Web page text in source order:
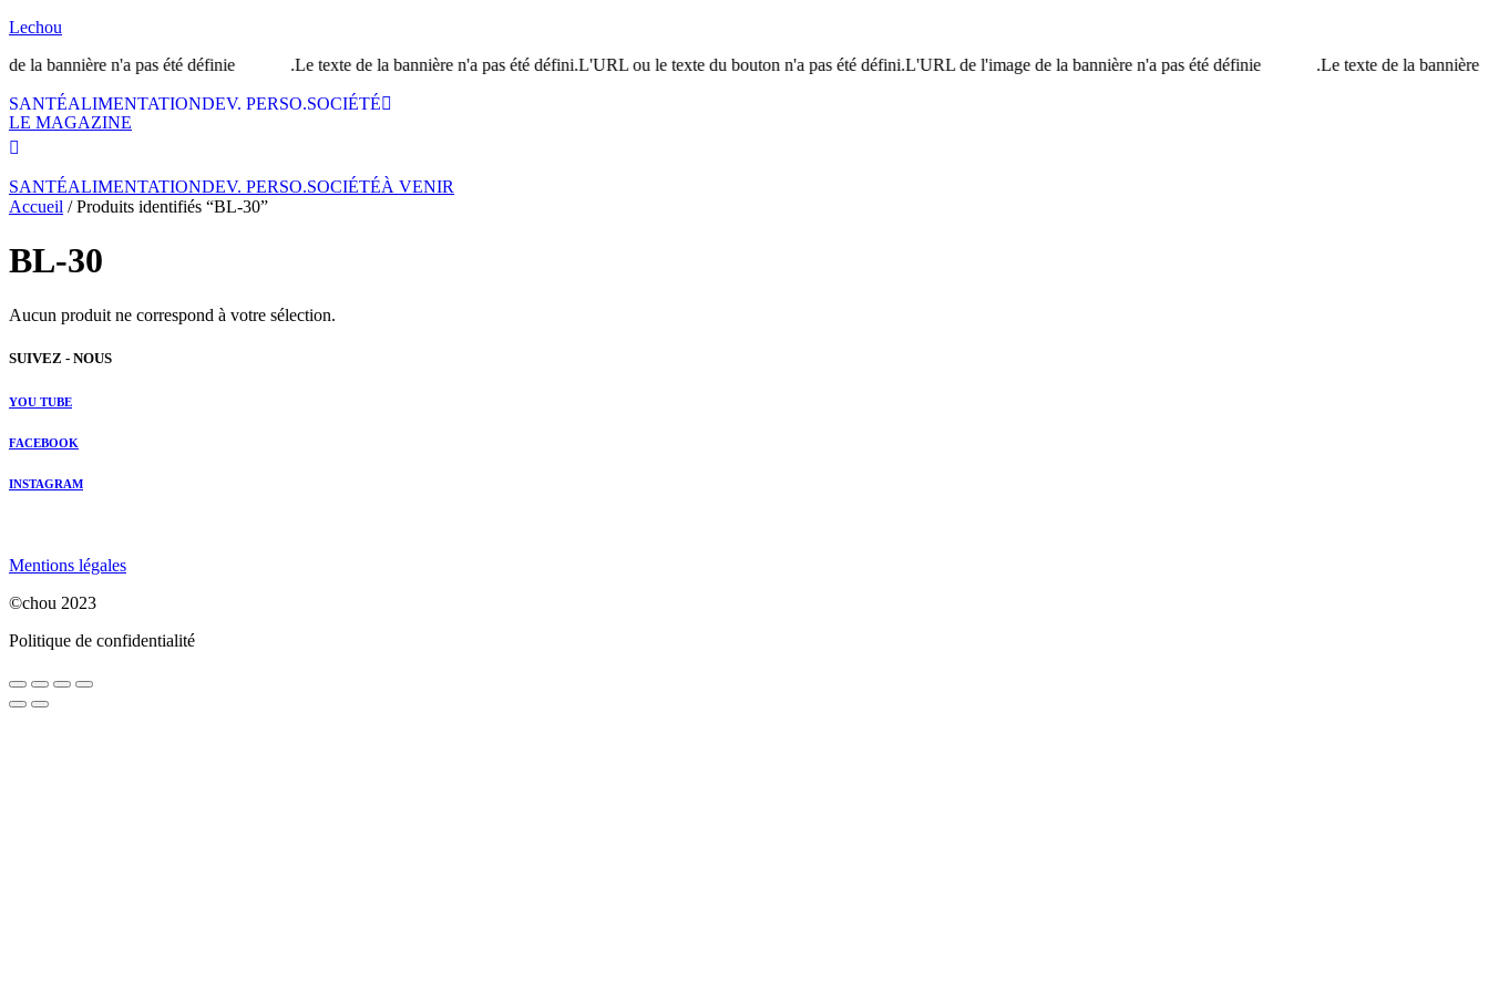
Lechou
bannière n'a pas été définie.
Le texte de la bannière n'a pas été défini.L'URL ou le texte du bouton n'a pas été défini.L'URL de l'image de la bannière n'a pas été définie. Le texte de la bannière
SANTÉALIMENTATIONDEV. PERSO.SOCIÉTÉ
LE MAGAZINE
SANTÉALIMENTATIONDEV. PERSO.SOCIÉTÉÀ VENIR
Accueil / Produits identifiés “BL-30”
BL-30
Aucun produit ne correspond à votre sélection.
SUIVEZ - NOUS
YOU TUBE
FACEBOOK
INSTAGRAM
Mentions légales
©chou 2023
Politique de confidentialité